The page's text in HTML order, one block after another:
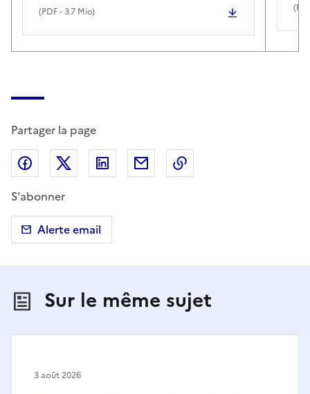
(PDF- 3.7 Mio) (
Partager la page
Partager sur Facebook
Partager sur X (anciennement Twitter)
Partager sur LinkedIn
Partager par email
S'abonner
Alerte email
Sur le même sujet
3 août 2026